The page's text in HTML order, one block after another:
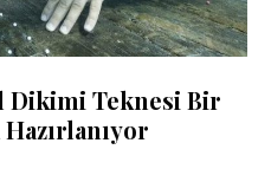
Dikimi Teknesi Bir